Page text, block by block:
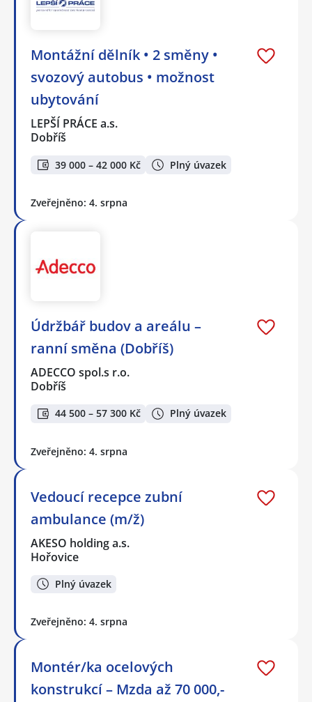
Montážní dělník • 2 směny •
svozový autobus • možnost
ubytování
LEPŠÍ PRÁCE a.s.
Dobříš
39 000 – 42 000 Kč Plný úvazek
Zveřejněno: 4. srpna
Údržbář budov a areálu –
ranní směna (Dobříš)
ADECCO spol.s r.o.
Dobříš
44 500 – 57 300 Kč Plný úvazek
Zveřejněno: 4. srpna
Vedoucí recepce zubní
ambulance (m/ž)
AKESO holding a.s.
Hořovice
Plný úvazek
Zveřejněno: 4. srpna
Montér/ka ocelových
konstrukcí – Mzda až 70 000,-